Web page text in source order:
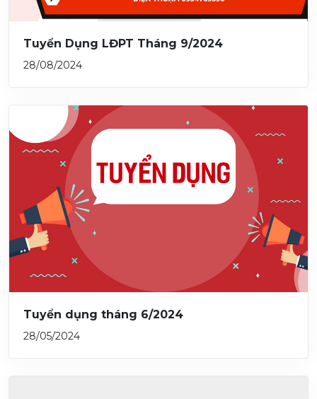
Tuyển Dụng LĐPT Tháng 9/2024
28/08/2024
Tuyển dụng tháng 6/2024
28/05/2024